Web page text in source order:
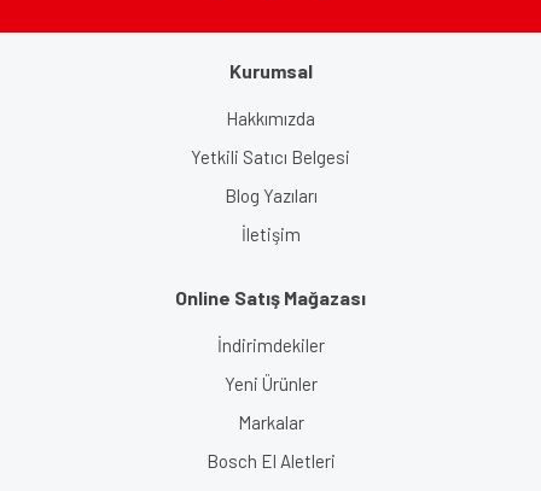
Gönder
Kurumsal
Hakkımızda
Yetkili Satıcı Belgesi
Blog Yazıları
İletişim
Online Satış Mağazası
İndirimdekiler
Yeni Ürünler
Markalar
Bosch El Aletleri